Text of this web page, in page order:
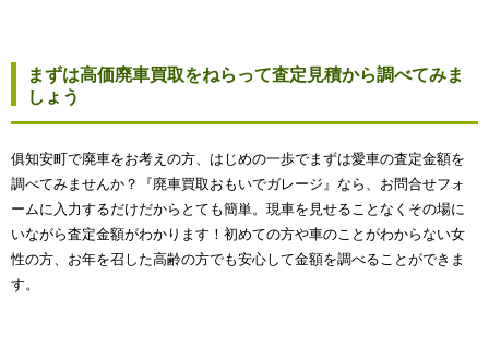
まずは高価廃車買取をねらって査定見積から調べてみま
しょう
俱知安町で廃車をお考えの方、はじめの一歩でまずは愛車の査定金額を
調べてみませんか？『廃車買取おもいでガレージ』なら、お問合せフォ
ームに入力するだけだからとても簡単。現車を見せることなくその場に
いながら査定金額がわかります！初めての方や車のことがわからない女
性の方、お年を召した高齢の方でも安心して金額を調べることができま
す。